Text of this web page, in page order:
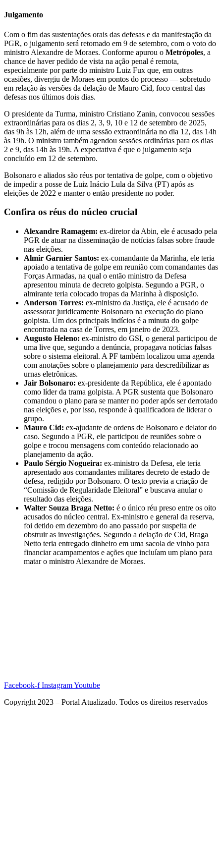
Julgamento
Com o fim das sustentações orais das defesas e da manifestação da
PGR, o julgamento será retomado em 9 de setembro, com o voto do
ministro Alexandre de Moraes. Conforme apurou o Metrópoles, a
chance de haver pedido de vista na ação penal é remota,
especialmente por parte do ministro Luiz Fux que, em outras
ocasiões, divergiu de Moraes em pontos do processo — sobretudo
em relação às versões da delação de Mauro Cid, foco central das
defesas nos últimos dois dias.
O presidente da Turma, ministro Cristiano Zanin, convocou sessões
extraordinárias para os dias 2, 3, 9, 10 e 12 de setembro de 2025,
das 9h às 12h, além de uma sessão extraordinária no dia 12, das 14h
às 19h. O ministro também agendou sessões ordinárias para os dias
2 e 9, das 14h às 19h. A expectativa é que o julgamento seja
concluído em 12 de setembro.
Bolsonaro e aliados são réus por tentativa de golpe, com o objetivo
de impedir a posse de Luiz Inácio Lula da Silva (PT) após as
eleições de 2022 e manter o então presidente no poder.
Confira os réus do núcleo crucial
Alexandre Ramagem: ex-diretor da Abin, ele é acusado pela
PGR de atuar na disseminação de notícias falsas sobre fraude
nas eleições.
Almir Garnier Santos: ex-comandante da Marinha, ele teria
apoiado a tentativa de golpe em reunião com comandantes das
Forças Armadas, na qual o então ministro da Defesa
apresentou minuta de decreto golpista. Segundo a PGR, o
almirante teria colocado tropas da Marinha à disposição.
Anderson Torres: ex-ministro da Justiça, ele é acusado de
assessorar juridicamente Bolsonaro na execução do plano
golpista. Um dos principais indícios é a minuta do golpe
encontrada na casa de Torres, em janeiro de 2023.
Augusto Heleno: ex-ministro do GSI, o general participou de
uma live que, segundo a denúncia, propagava notícias falsas
sobre o sistema eleitoral. A PF também localizou uma agenda
com anotações sobre o planejamento para descredibilizar as
urnas eletrônicas.
Jair Bolsonaro: ex-presidente da República, ele é apontado
como líder da trama golpista. A PGR sustenta que Bolsonaro
comandou o plano para se manter no poder após ser derrotado
nas eleições e, por isso, responde à qualificadora de liderar o
grupo.
Mauro Cid: ex-ajudante de ordens de Bolsonaro e delator do
caso. Segundo a PGR, ele participou de reuniões sobre o
golpe e trocou mensagens com conteúdo relacionado ao
planejamento da ação.
Paulo Sérgio Nogueira: ex-ministro da Defesa, ele teria
apresentado aos comandantes militares decreto de estado de
defesa, redigido por Bolsonaro. O texto previa a criação de
“Comissão de Regularidade Eleitoral” e buscava anular o
resultado das eleições.
Walter Souza Braga Netto: é o único réu preso entre os oito
acusados do núcleo central. Ex-ministro e general da reserva,
foi detido em dezembro do ano passado por suspeita de
obstruir as investigações. Segundo a delação de Cid, Braga
Netto teria entregado dinheiro em uma sacola de vinho para
financiar acampamentos e ações que incluíam um plano para
matar o ministro Alexandre de Moraes.
Facebook-f InstagramYoutube
Copyright 2023 – Portal Atualizado. Todos os direitos reservados